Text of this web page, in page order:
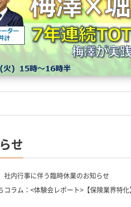
せ
社内行事に伴う臨時休業のお知らせ
コラム：<体験会レポート>【保険業界特